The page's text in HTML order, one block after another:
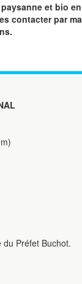
et bio
contacter par
Préfet Buchot.